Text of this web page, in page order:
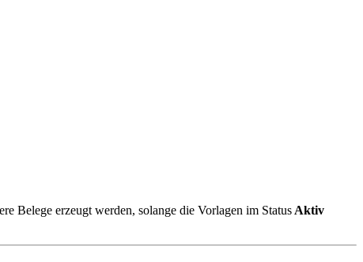
Belege erzeugt werden, solange die Vorlagen im Status Aktiv